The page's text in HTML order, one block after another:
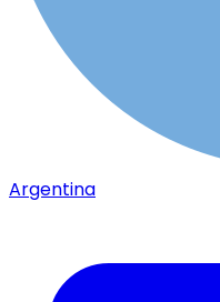
Argentina